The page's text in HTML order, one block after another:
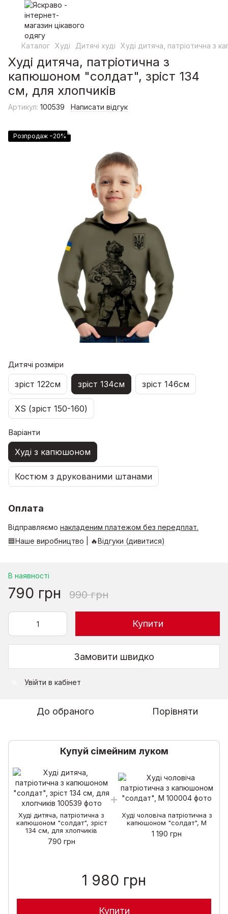
Каталог Худі Дитячі худі Худі дитяча, патріотична з
Худі дитяча, патріотична з
капюшоном "солдат", зріст 134
см, для хлопчиків
Артикул: 100539 Написати відгук
Розпродаж −20%
Дитячі розміри
зріст 122см зріст 134см зріст 146см
XS (зріст 150-160)
Варіанти
Худі з капюшоном
Костюм з друкованими штанами
Оплата
Відправляємо накладеним платежом без передплат.
🟦Наше виробництво | 🔥Відгуки (дивитися)
В наявності
790 грн 990 грн
Купити
Замовити швидко
Увійти в кабінет
До обраного Порівняти
Купуй сімейним луком
Худі дитяча, патріотична з
капюшоном "солдат", зріст
134 см, для хлопчиків
790 грн
Худі чоловіча патріотична з
капюшоном "солдат", M
1 190 грн
1 980 грн
Купити